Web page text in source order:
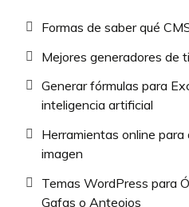
Formas de saber qué
Mejores generadores de
Generar fórmulas para
inteligencia artificial
Herramientas online
imagen
Temas WordPress para
Gafas o Anteojos